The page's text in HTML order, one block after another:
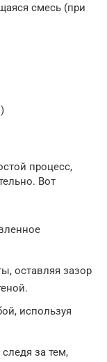
смесь (при
процесс,
Вот
оставляя зазор
используя
за тем,